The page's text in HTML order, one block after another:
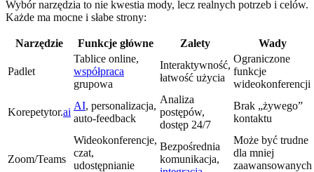
Wybór narzędzia to nie kwestia mody, lecz realnych potrzeb i celów.
Każde ma mocne i słabe strony:
Narzędzie Funkcje główne Zalety Wady
Padlet
Tablice online,
współpraca
grupowa
Interaktywność,
łatwość użycia
Ograniczone
funkcje
wideokonferencji
Korepetytor.ai
AI, personalizacja,
auto-feedback
Analiza
postępów,
dostęp 24/7
Brak „żywego”
kontaktu
Zoom/Teams
Wideokonferencje,
czat,
udostępnianie
Bezpośrednia
komunikacja,
Może być trudne
dla mniej
zaawansowanych